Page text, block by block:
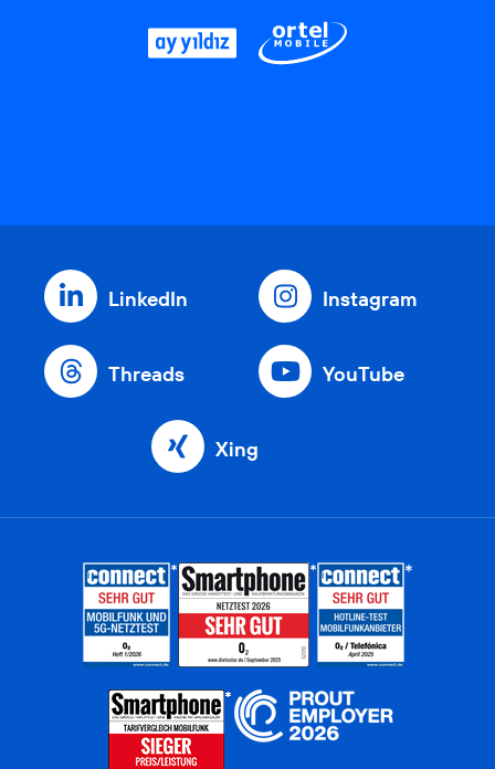
LinkedIn Instagram
Threads YouTube
Xing